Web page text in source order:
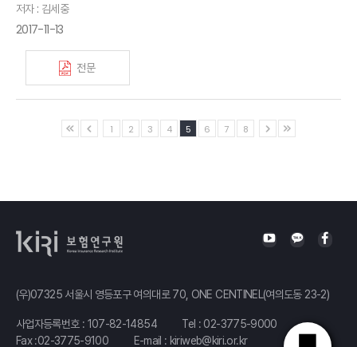
저자 : 김세중
2017-11-13
전문
1 2 3 4 5 6 7 8
(우)07325 서울시 영등포구 여의대로 70, ONE CENTINEL(여의도동 23-2)
사업자등록번호 : 107-82-14854 Tel : 02-3775-9000
Fax :02-3775-9100
E-mail : kiriweb@kiri.or.kr